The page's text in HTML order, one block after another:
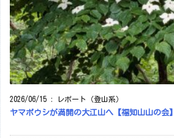
2026/06/15 : レポート（登山系）
ヤマボウシが満開の大江山へ【福知山山の会】